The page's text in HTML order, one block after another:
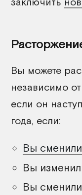
Вы можете
независимо
если он
года, если:
Вы
Вы
Вы